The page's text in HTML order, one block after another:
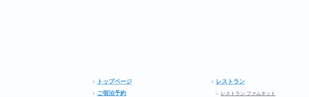
トップページ
ご宿泊予約
レストラン
レストラン ファムネット